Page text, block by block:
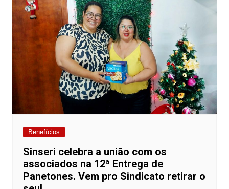
Benefícios
Sinseri celebra a união com os
associados na 12ª Entrega de
Panetones. Vem pro Sindicato retirar o